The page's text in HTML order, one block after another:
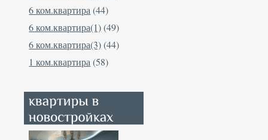
6 ком.квартира (44)
6 ком.квартира(1)(49)
6 ком.квартира(3)(44)
1 ком.квартира (58)